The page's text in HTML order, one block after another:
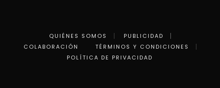
QUIÉNES SOMOS
PUBLICIDAD
COLABORACIÓN
TÉRMINOS Y CONDICIONES
POLÍTICA DE PRIVACIDAD